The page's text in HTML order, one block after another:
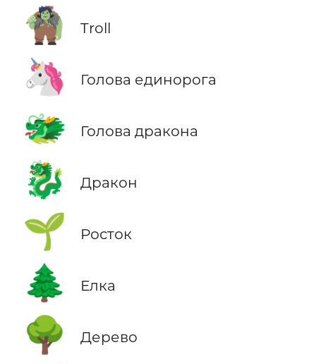
🧌 Troll
🦄 Голова единорога
🐲 Голова дракона
🐉 Дракон
🌱 Росток
🌲 Елка
🌳 Дерево